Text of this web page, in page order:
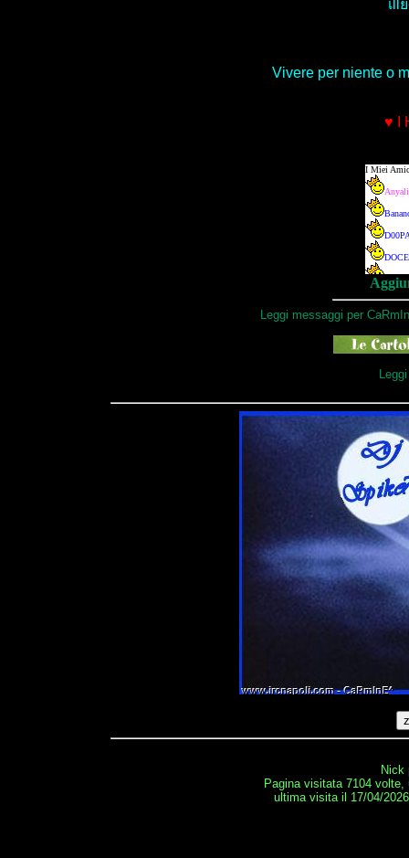
เll
Vivere per niente o
♥ I
Leggi messaggi per
Nick
Pagina visitata 7104
ultima visita il 17/04/